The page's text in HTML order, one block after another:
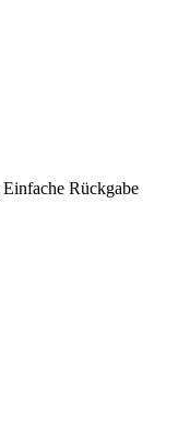
Einfache Rückgabe